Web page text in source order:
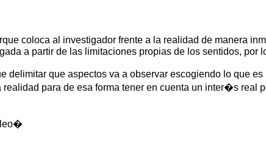
coloca al investigador frente a la realidad de manera
a partir de las limitaciones propias de los sentidos, por
delimitar que aspectos va a observar escogiendo lo que
para de esa forma tener en cuenta un inter�s